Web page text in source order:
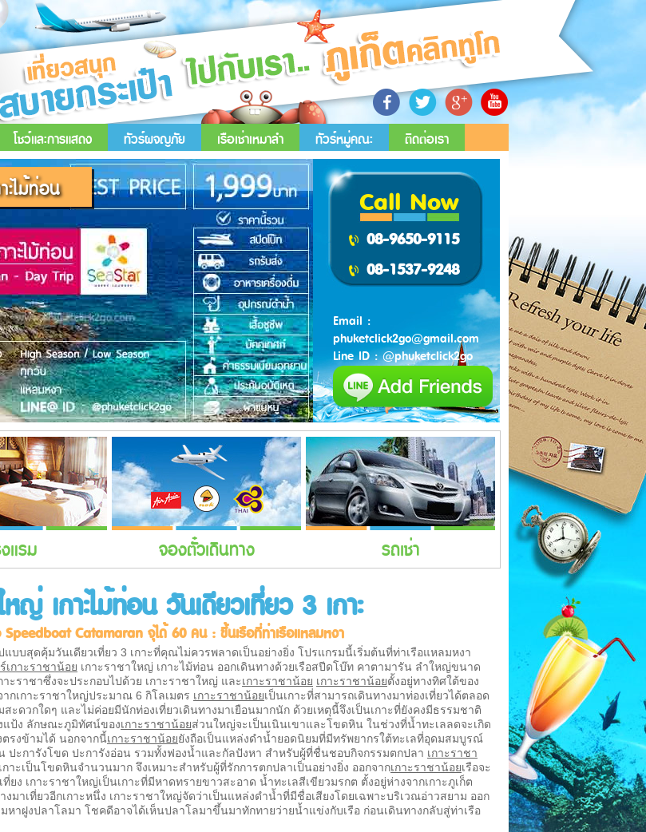
โชว์และการแสดง ทัวร์ผจญภัย เรือเช่าเหมาลำ ทัวร์หมู่คณะ ติดต่อเรา
ะไม้ท่อน Call Now
08-9650-9115
08-1537-9248
Email :
phuketclick2go@gmail.com
Line ID : @phuketclick2go
แรม จองตั๋วเดินทาง รถเช่า
หญ่ เกาะไม้ท่อน วันเดียวเที่ยว 3 เกาะ
Catamaran จุได้ 60 คน : ขึ้นเรือที่ท่าเรือแหลมหงา
แบบสุดคุ้มวันเดียวเที่ยว 3 เกาะที่คุณไม่ควรพลาดเป็นอย่างยิ่ง โปรแกรมนี้เริ่มต้นที่ท่าเรือแหลมหงา
เกาะราชาน้อย เกาะราชาใหญ่ เกาะไม้ท่อน ออกเดินทางด้วยเรือสปีดโบ๊ท คาตามารัน ลำใหญ่ขนาด
าะราชาซึ่งจะประกอบไปด้วย เกาะราชาใหญ่ และเกาะราชาน้อย เกาะราชาน้อยตั้งอยู่ทางทิศใต้ของ
กเกาะราชาใหญ่ประมาณ 6 กิโลเมตร เกาะราชาน้อยเป็นเกาะที่สามารถเดินทางมาท่องเที่ยวได้ตลอด
ะดวกใดๆ และไม่ค่อยมีนักท่องเที่ยวเดินทางมาเยือนมากนัก ด้วยเหตุนี้จึงเป็นเกาะที่ยังคงมีธรรมชาติ
แป้ง ลักษณะภูมิทัศน์ของเกาะราชาน้อยส่วนใหญ่จะเป็นเนินเขาและโขดหิน ในช่วงที่น้ำทะเลลดจะเกิด
ตรงข้ามได้ นอกจากนี้เกาะราชาน้อยยังถือเป็นแหล่งดำน้ำยอดนิยมที่มีทรัพยากรใต้ทะเลที่อุดมสมบูรณ์
ปะการังโขด ปะการังอ่อน รวมทั้งฟองน้ำและกัลปังหา สำหรับผู้ที่ชื่นชอบกิจกรรมตกปลา เกาะราชา
ะเป็นโขดหินจำนวนมาก จึงเหมาะสำหรับผู้ที่รักการตกปลาเป็นอย่างยิ่ง ออกจากเกาะราชาน้อยเรือจะ
ง เกาะราชาใหญ่เป็นเกาะที่มีหาดทรายขาวสะอาด น้ำทะเลสีเขียวมรกต ตั้งอยู่ห่างจากเกาะภูเก็ต
มาเที่ยวอีกเกาะหนึ่ง เกาะราชาใหญ่จัดว่าเป็นแหล่งดำน้ำที่มีชื่อเสียงโดยเฉพาะบริเวณอ่าวสยาม ออก
าฝูงปลาโลมา โชคดีอาจได้เห็นปลาโลมาขึ้นมาทักทายว่ายน้ำแข่งกับเรือ ก่อนเดินทางกลับสู่ท่าเรือ